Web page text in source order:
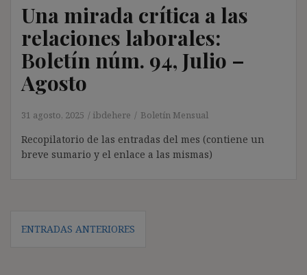
Una mirada crítica a las
relaciones laborales:
Boletín núm. 94, Julio –
Agosto
31 agosto, 2025 ibdehere Boletín Mensual
Recopilatorio de las entradas del mes (contiene un
breve sumario y el enlace a las mismas)
de
ENTRADAS ANTERIORES